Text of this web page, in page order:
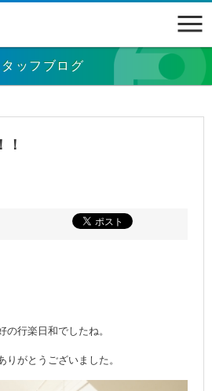
ッフブログ
！
の行楽日和でしたね。
りがとうございました。